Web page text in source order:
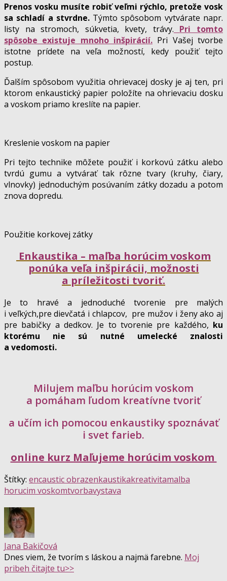
Prenos vosku musíte robiť veľmi rýchlo, pretože vosk
sa schladí a stvrdne.Týmto spôsobom vytvárate napr.
listy na stromoch, súkvetia, kvety, trávy. Pri tomto
spôsobe existuje mnoho inšpirácií. Pri Vašej tvorbe
istotne prídete na veľa možností, kedy použiť tejto
postup.
Ďalším spôsobom využitia ohrievacej dosky je aj ten, pri
ktorom enkaustický papier položíte na ohrievaciu dosku
a voskom priamo kreslíte na papier.
Kreslenie voskom na papier
Pri tejto technike môžete použiť i korkovú zátku alebo
tvrdú gumu a vytvárať tak rôzne tvary (kruhy, čiary,
vlnovky) jednoduchým posúvaním zátky dozadu a potom
znova dopredu.
Použitie korkovej zátky
Enkaustika – maľba horúcim voskom
ponúka veľa inšpirácii, možnosti
a príležitosti tvoriť.
Je to hravé a jednoduché tvorenie pre malých
i veľkých,pre dievčatá i chlapcov, pre mužov i ženy ako aj
pre babičky a dedkov. Je to tvorenie pre každého, ku
ktorému nie sú nutné umelecké znalosti
a vedomosti.
Milujem maľbu horúcim voskom
a pomáham ľudom kreatívne tvoriť
a učím ich pomocou enkaustiky spoznávať
i svet farieb.
online kurz Maľujeme horúcim voskom
Štítky: encaustic obrazenkaustikakreativitamalba
horucim voskomtvorbavystava
Jana Bakičová
Dnes viem, že tvorím s láskou a najmä farebne. Moj
pribeh čitajte tu>>